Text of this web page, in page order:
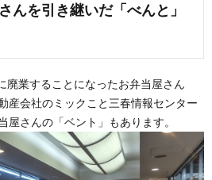
んを引き継いだ「べんと」
廃業することになったお弁当屋さん
産会社のミックこと三春情報センター
屋さんの「ベント」もあります。